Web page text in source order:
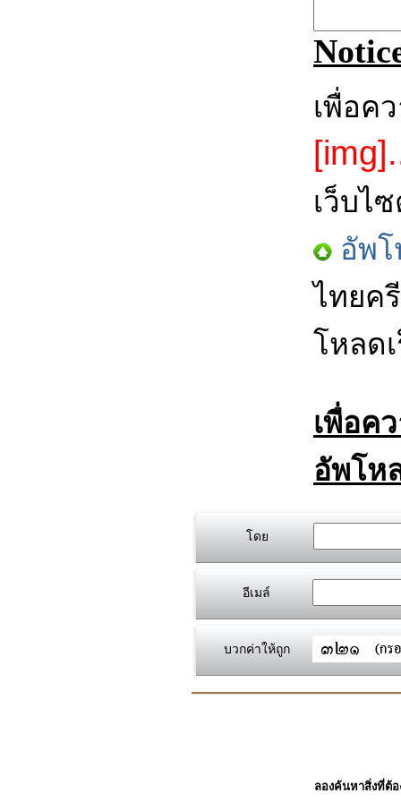
เพื่อค
เว็บไ
อัพ
ไทยค
โหลด
เพื่อค
อัพโห
โดย
อีเมล์
บวกค่าให้ถูก
ลองค้นหาสิ่งที่ต้อ